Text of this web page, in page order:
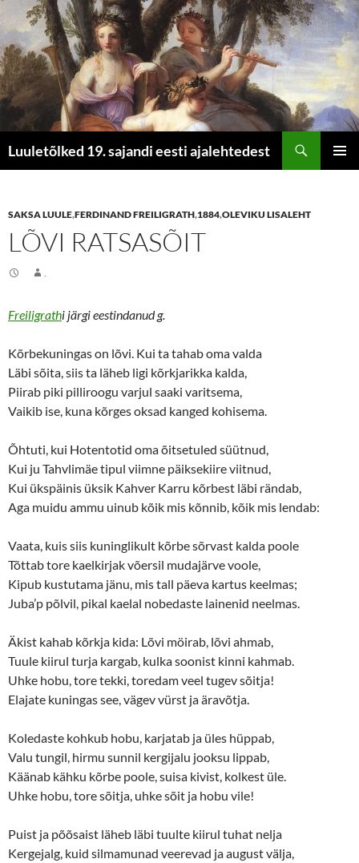
Luuletõlked 19. sajandi eesti ajalehtedest
SAKSA LUULE,FERDINAND FREILIGRATH,1884,OLEVIKU LISALEHT
LÕVI RATSASÕIT
Freiligrathi järgi eestindanud g.
Kõrbekuningas on lõvi. Kui ta tahab oma valda
Läbi sõita, siis ta läheb ligi kõrkjarikka kalda,
Piirab piki pilliroogu varjul saaki varitsema,
Vaikib ise, kuna kõrges oksad kanged kohisema.
Õhtuti, kui Hotentotid oma õitsetuled süütnud,
Kui ju Tahvlimäe tipul viimne päiksekiire viitnud,
Kui ükspäinis üksik Kahver Karru kõrbest läbi rändab,
Aga muidu ammu uinub kõik mis kõnnib, kõik mis lendab:
Vaata, kuis siis kuninglikult kõrbe sõrvast kalda poole
Tõttab tore kaelkirjak võersil mudajärve voole,
Kipub kustutama jänu, mis tall päeva kartus keelmas;
Juba’p põlvil, pikal kaelal nobedaste lainenid neelmas.
Äkist kahab kõrkja kida: Lõvi möirab, lõvi ahmab,
Tuule kiirul turja kargab, kulka soonist kinni kahmab.
Uhke hobu, tore tekki, toredam veel tugev sõitja!
Elajate kuningas see, vägev vürst ja äravõtja.
Koledaste kohkub hobu, karjatab ja üles hüppab,
Valu tungil, hirmu sunnil kergijalu jooksu lippab,
Käänab kähku kõrbe poole, suisa kivist, kolkest üle.
Uhke hobu, tore sõitja, uhke sõit ja hobu vile!
Puist ja põõsaist läheb läbi tuulte kiirul tuhat nelja
Kergejalg, kuid silmamunad veerevad ja august välja,